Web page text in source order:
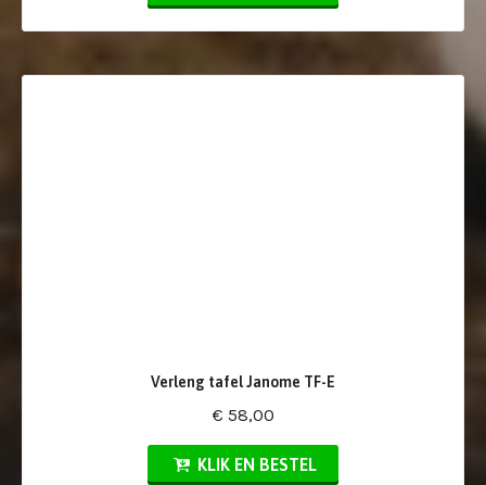
Verleng tafel Janome TF-E
€ 58,00
KLIK EN BESTEL